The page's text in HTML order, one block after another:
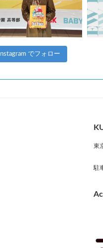
Instagram でフォロー
東
駐